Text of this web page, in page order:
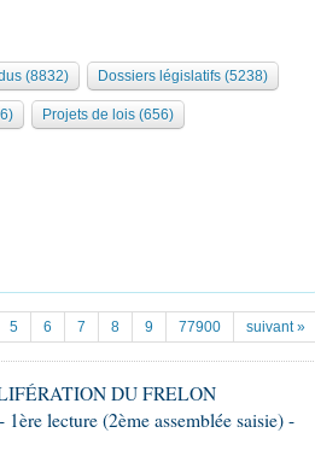
(8832) Dossiers législatifs (5238)
Projets de lois (656)
5 6 7 8 9 77900 suivant »
DU FRELON
lecture (2ème assemblée saisie) -